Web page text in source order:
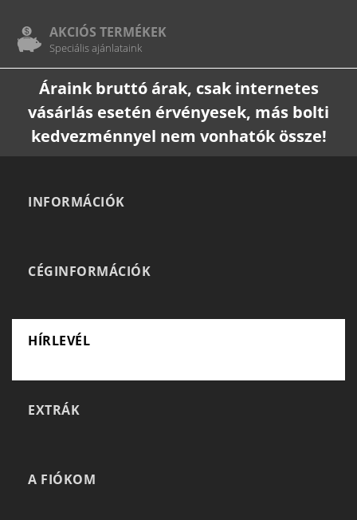
AKCIÓS TERMÉKEK
Speciális ajánlataink
Áraink bruttó árak, csak internetes
vásárlás esetén érvényesek, más bolti
kedvezménnyel nem vonhatók össze!
INFORMÁCIÓK
CÉGINFORMÁCIÓK
HÍRLEVÉL
EXTRÁK
A FIÓKOM